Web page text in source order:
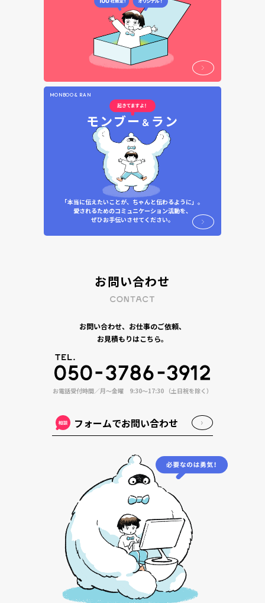
MONBOO & RAN
モンブー ＆ ラン
「本当に伝えたいことが、ちゃんと伝わるように」。
愛されるためのコミュニケーション活動を、
ぜひお手伝いさせてください。
お問い合わせ
お問い合わせ、お仕事のご依頼、
お見積もりはこちら。
お電話受付時間／月〜金曜 9:30〜17:30 （土日祝を除く）
フォームでお問い合わせ